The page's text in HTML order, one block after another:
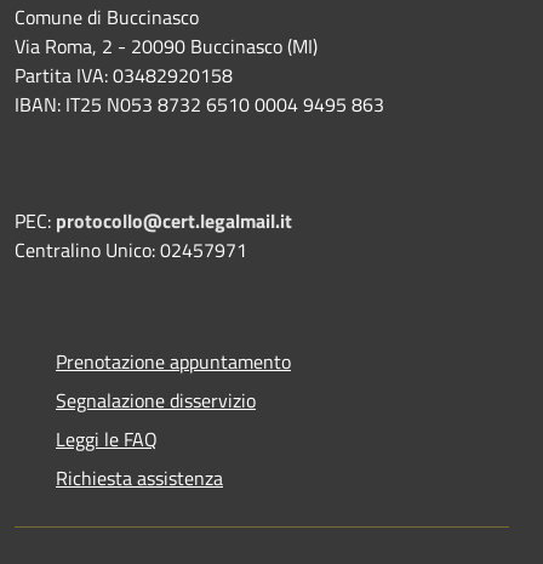
Comune di Buccinasco
Via Roma, 2 - 20090 Buccinasco (MI)
Partita IVA: 03482920158
IBAN: IT25 N053 8732 6510 0004 9495 863
PEC: protocollo@cert.legalmail.it
Centralino Unico: 02457971
Prenotazione appuntamento
Segnalazione disservizio
Leggi le FAQ
Richiesta assistenza